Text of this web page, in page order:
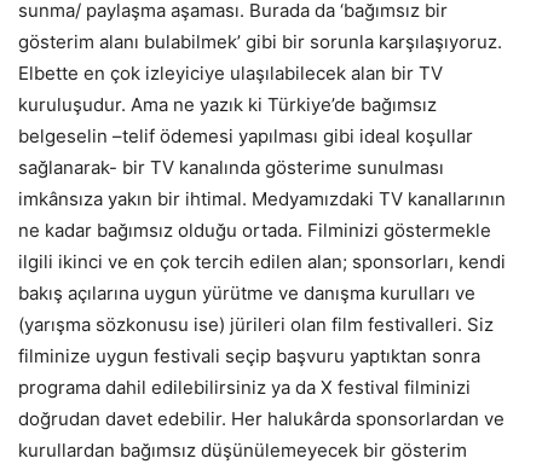
sunma/ paylaşma aşaması. Burada da ‘bağımsız bir
gösterim alanı bulabilmek’ gibi bir sorunla karşılaşıyoruz.
Elbette en çok izleyiciye ulaşılabilecek alan bir TV
kuruluşudur. Ama ne yazık ki Türkiye’de bağımsız
belgeselin –telif ödemesi yapılması gibi ideal koşullar
sağlanarak- bir TV kanalında gösterime sunulması
imkânsıza yakın bir ihtimal. Medyamızdaki TV kanallarının
ne kadar bağımsız olduğu ortada. Filminizi göstermekle
ilgili ikinci ve en çok tercih edilen alan; sponsorları, kendi
bakış açılarına uygun yürütme ve danışma kurulları ve
(yarışma sözkonusu ise) jürileri olan film festivalleri. Siz
filminize uygun festivali seçip başvuru yaptıktan sonra
programa dahil edilebilirsiniz ya da X festival filminizi
doğrudan davet edebilir. Her halukârda sponsorlardan ve
kurullardan bağımsız düşünülemeyecek bir gösterim